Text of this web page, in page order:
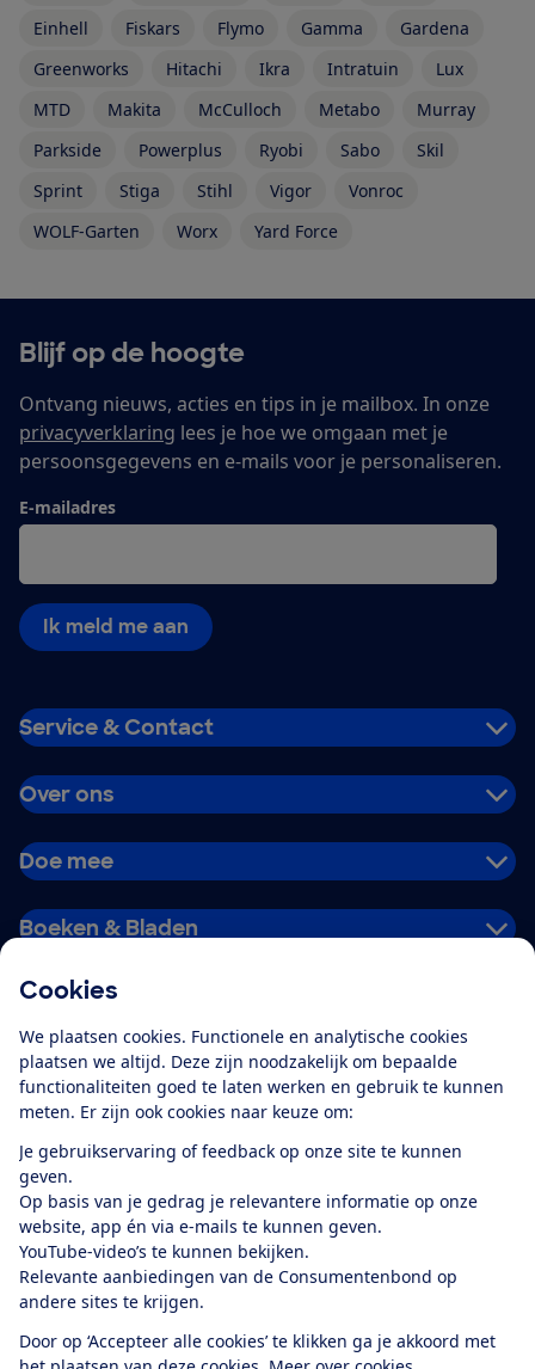
Cookies
We plaatsen cookies. Functionele en analytische cookies
plaatsen we altijd. Deze zijn noodzakelijk om bepaalde
functionaliteiten goed te laten werken en gebruik te kunnen
meten. Er zijn ook cookies naar keuze om:
Je gebruikservaring of feedback op onze site te kunnen
geven.
Op basis van je gedrag je relevantere informatie op onze
website, app én via e-mails te kunnen geven.
YouTube-video’s te kunnen bekijken.
Relevante aanbiedingen van de Consumentenbond op
andere sites te krijgen.
Door op ‘Accepteer alle cookies’ te klikken ga je akkoord met
Einhell
Fiskars Flymo Gamma
Gardena
Greenworks
Hitachi Ikra Intratuin
Lux
MTD
Makita McCulloch Metabo
Murray
Parkside
Powerplus Ryobi Sabo
Skil
Sprint
Stiga Stihl Vigor
Vonroc
WOLF-Garten
Worx Yard Force
Blijf op de hoogte
Ontvang nieuws, acties en tips in je mailbox. In onze
privacyverklaring lees je hoe we omgaan met je
persoonsgegevens en e-mails voor je personaliseren.
E-mailadres
Ik meld me aan
Service & Contact
Over ons
Doe mee
Boeken & Bladen
Alles over de
app
Algemene Voorwaarden
Privacyverklaring
Cookiebeleid
Privacyvoorkeuren
Toegankelijkheid
RSS-feed nieuws
Facebook
TwitterInstagram
YoutubeLinkedIn